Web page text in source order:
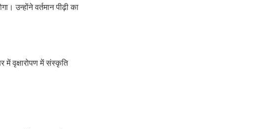
उन्होंने वर्तमान पीढ़ी का
में वृक्षारोपण में संस्कृति